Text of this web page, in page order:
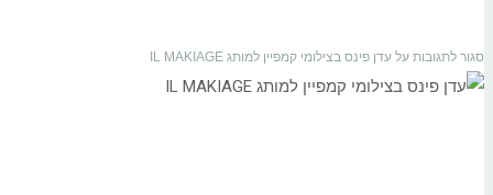
סגור לתגובות על עדן פינס בצילומי קמפיין למותג IL MAKIAGE